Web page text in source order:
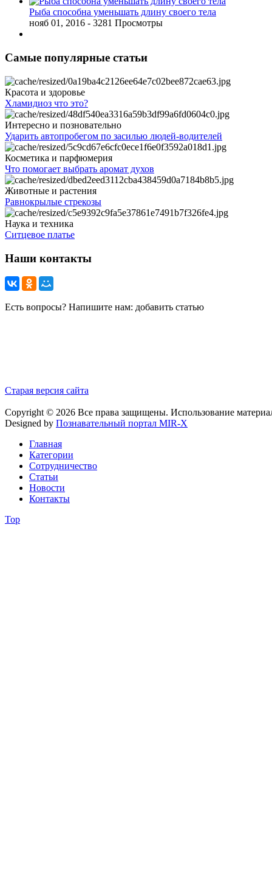
Рыба способна уменьшать длину своего тела
нояб 01, 2016 - 3281 Просмотры
Самые популярные статьи
Красота и здоровье
Хламидиоз что это?
Интересно и позновательно
Ударить автопробегом по засилью людей-водителей
Косметика и парфюмерия
Что помогает выбрать аромат духов
Животные и растения
Равнокрылые стрекозы
Наука и техника
Ситцевое платье
Наши контакты
Есть вопросы? Напишите нам: добавить статью
Старая версия сайта
Copyright © 2026 Все права защищены. Использование
Designed by Познавательный портал MIR-X
Главная
Категории
Сотрудничество
Статьи
Новости
Контакты
Top